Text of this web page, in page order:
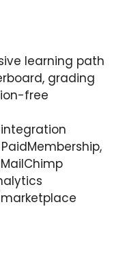
learning path
grading
free
integration